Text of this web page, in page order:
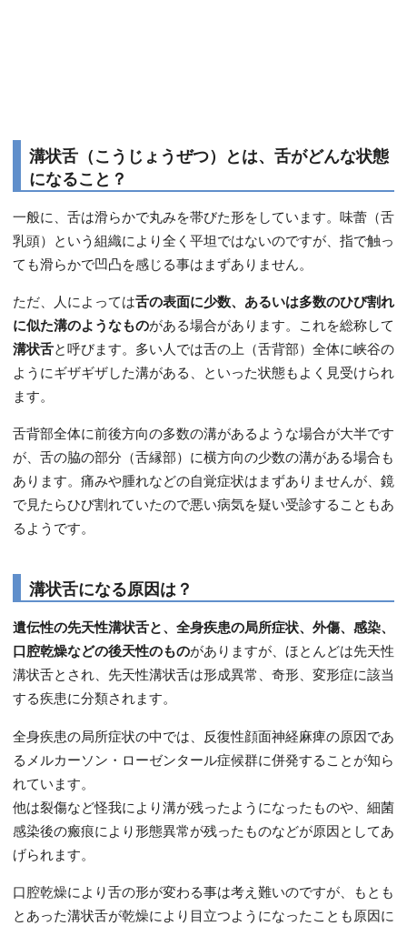
溝状舌（こうじょうぜつ）とは、舌がどんな状態
になること？
一般に、舌は滑らかで丸みを帯びた形をしています。味蕾（舌
乳頭）という組織により全く平坦ではないのですが、指で触っ
ても滑らかで凹凸を感じる事はまずありません。
ただ、人によっては舌の表面に少数、あるいは多数のひび割れ
に似た溝のようなものがある場合があります。これを総称して
溝状舌と呼びます。多い人では舌の上（舌背部）全体に峡谷の
ようにギザギザした溝がある、といった状態もよく見受けられ
ます。
舌背部全体に前後方向の多数の溝があるような場合が大半です
が、舌の脇の部分（舌縁部）に横方向の少数の溝がある場合も
あります。痛みや腫れなどの自覚症状はまずありませんが、鏡
で見たらひび割れていたので悪い病気を疑い受診することもあ
るようです。
溝状舌になる原因は？
遺伝性の先天性溝状舌と、全身疾患の局所症状、外傷、感染、
口腔乾燥などの後天性のものがありますが、ほとんどは先天性
溝状舌とされ、先天性溝状舌は形成異常、奇形、変形症に該当
する疾患に分類されます。
全身疾患の局所症状の中では、反復性顔面神経麻痺の原因であ
るメルカーソン・ローゼンタール症候群に併発することが知ら
れています。
他は裂傷など怪我により溝が残ったようになったものや、細菌
感染後の瘢痕により形態異常が残ったものなどが原因としてあ
げられます。
口腔乾燥により舌の形が変わる事は考え難いのですが、もとも
とあった溝状舌が乾燥により目立つようになったことも原因に